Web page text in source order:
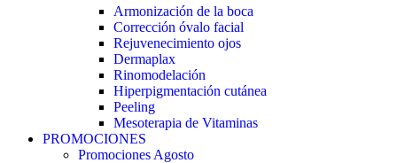
Armonización de la boca
Corrección óvalo facial
Rejuvenecimiento ojos
Dermaplax
Rinomodelación
Hiperpigmentación cutánea
Peeling
Mesoterapia de Vitaminas
PROMOCIONES
Promociones Agosto